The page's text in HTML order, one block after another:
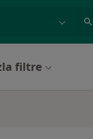
filtre